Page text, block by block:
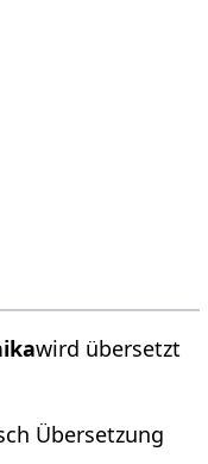
wird übersetzt
Übersetzung